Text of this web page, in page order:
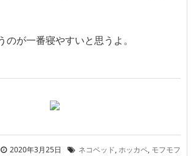
のが一番寝やすいと思うよ。
2020年3月25日 ネコベッド,ホッカペ, モフモフ